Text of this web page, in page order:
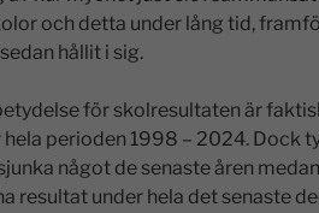
och detta under lång tid,
hållit i sig.
för skolresultaten är
perioden 1998 – 2024. Dock
något de senaste åren
resultat under hela det senaste